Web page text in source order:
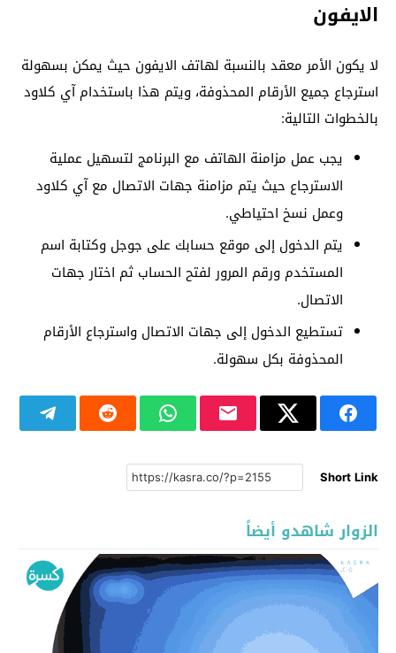
الايفون
لا يكون الأمر معقد بالنسبة لهاتف الايفون حيث يمكن بسهولة
استرجاع جميع الأرقام المحذوفة، ويتم هذا باستخدام آي كلاود
بالخطوات التالية:
يجب عمل مزامنة الهاتف مع البرنامج لتسهيل عملية
الاسترجاع حيث يتم مزامنة جهات الاتصال مع آي كلاود
وعمل نسخ احتياطي.
يتم الدخول إلى موقع حسابك على جوجل وكتابة اسم
المستخدم ورقم المرور لفتح الحساب ثم اختار جهات
الاتصال.
تستطيع الدخول إلى جهات الاتصال واسترجاع الأرقام
المحذوفة بكل سهولة.
Short Link
الزوار شاهدو أيضاً